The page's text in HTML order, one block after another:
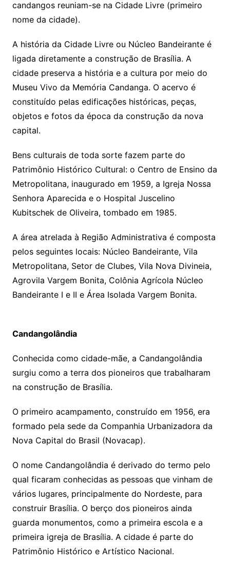
candangos reuniam-se na Cidade Livre (primeiro
nome da cidade).
A história da Cidade Livre ou Núcleo Bandeirante é
ligada diretamente a construção de Brasília. A
cidade preserva a história e a cultura por meio do
Museu Vivo da Memória Candanga. O acervo é
constituído pelas edificações históricas, peças,
objetos e fotos da época da construção da nova
capital.
Bens culturais de toda sorte fazem parte do
Patrimônio Histórico Cultural: o Centro de Ensino da
Metropolitana, inaugurado em 1959, a Igreja Nossa
Senhora Aparecida e o Hospital Juscelino
Kubitschek de Oliveira, tombado em 1985.
A área atrelada à Região Administrativa é composta
pelos seguintes locais: Núcleo Bandeirante, Vila
Metropolitana, Setor de Clubes, Vila Nova Divineia,
Agrovila Vargem Bonita, Colônia Agrícola Núcleo
Bandeirante I e II e Área Isolada Vargem Bonita.
Candangolândia
Conhecida como cidade-mãe, a Candangolândia
surgiu como a terra dos pioneiros que trabalharam
na construção de Brasília.
O primeiro acampamento, construído em 1956, era
formado pela sede da Companhia Urbanizadora da
Nova Capital do Brasil (Novacap).
O nome Candangolândia é derivado do termo pelo
qual ficaram conhecidas as pessoas que vinham de
vários lugares, principalmente do Nordeste, para
construir Brasília. O berço dos pioneiros ainda
guarda monumentos, como a primeira escola e a
primeira igreja de Brasília. A cidade é parte do
Patrimônio Histórico e Artístico Nacional.